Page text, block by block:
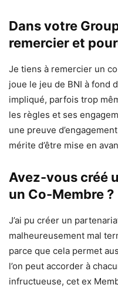
Dans votre
remercier et
Je tiens à remercier un
joue le jeu de BNI à fond
impliqué, parfois trop
les règles et ses
une preuve
mérite d’être mise en
Avez-vous créé
un Co-Membre ?
J’ai pu créer un
malheureusement mal
parce que cela permet
l’on peut accorder à
infructueuse, cet ex